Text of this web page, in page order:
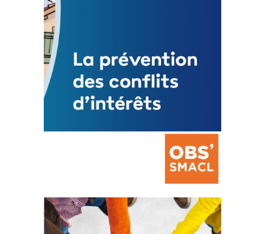
FEUILLETER
La prévention des conflits
d’intérêts
18 septembre 2023